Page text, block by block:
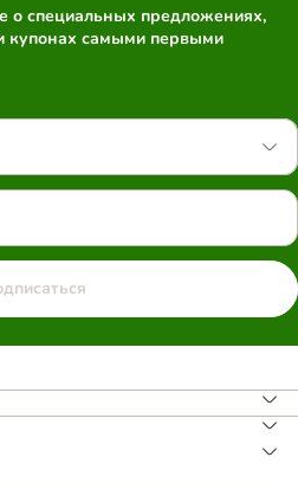
о специальных предложениях,
купонах самыми первыми